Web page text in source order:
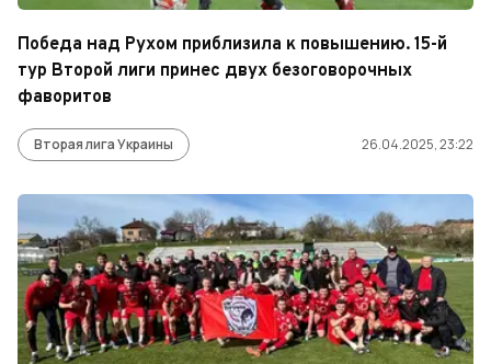
Победа над Рухом приблизила к повышению. 15-й
тур Второй лиги принес двух безоговорочных
фаворитов
Вторая лига Украины 26.04.2025, 23:22